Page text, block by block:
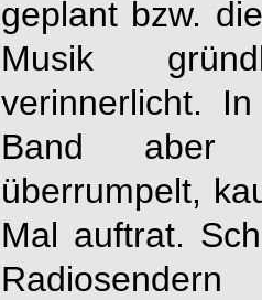
geplant bzw.
Musik
verinnerlicht.
Band aber
überrumpelt,
Mal auftrat.